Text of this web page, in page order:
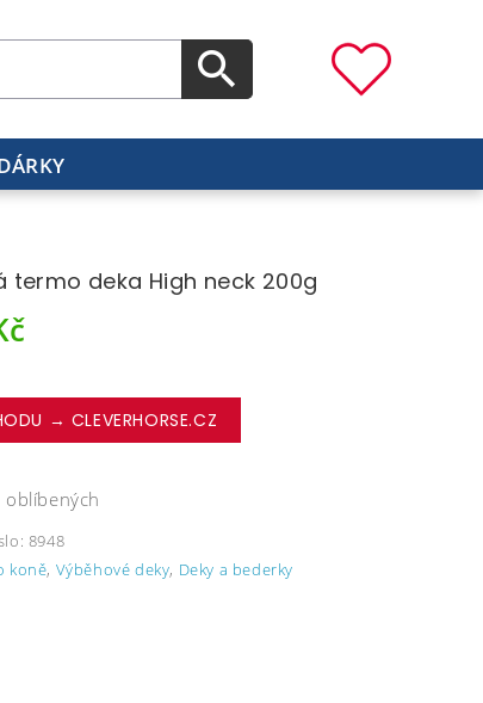
termo deka High neck 200g
→ CLEVERHORSE.CZ
8948
koně, Výběhové deky, Deky a bederky